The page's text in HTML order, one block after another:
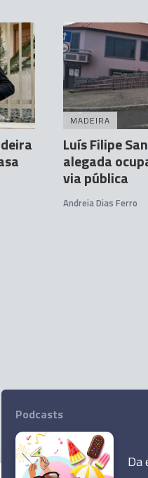
MADEIRA
Luís Filipe
alegada
via pública
Andreia Dias Ferro
Podcasts
Da